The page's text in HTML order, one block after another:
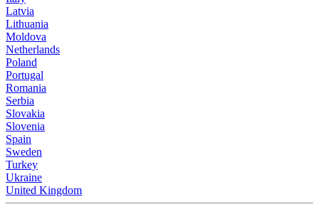
Latvia
Lithuania
Moldova
Netherlands
Poland
Portugal
Romania
Serbia
Slovakia
Slovenia
Spain
Sweden
Turkey
Ukraine
United Kingdom